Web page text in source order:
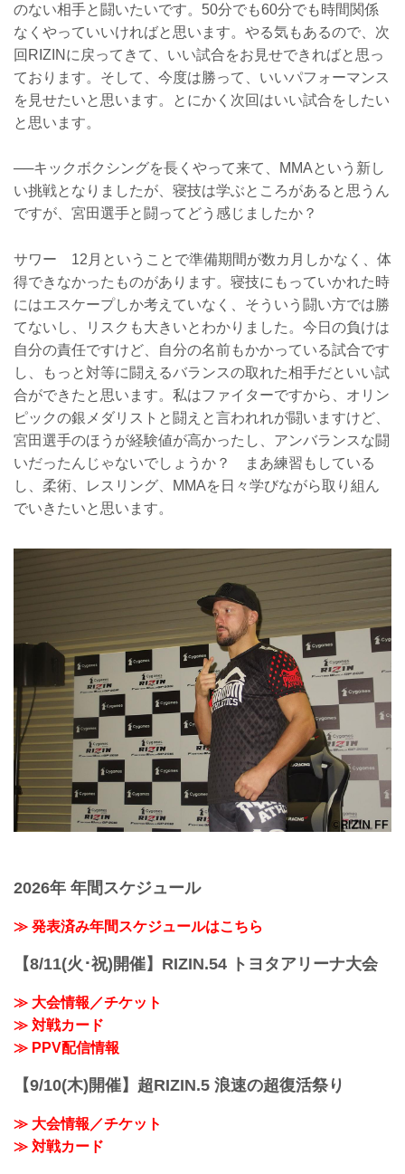
のない相手と闘いたいです。50分でも60分でも時間関係
なくやっていいければと思います。やる気もあるので、次
回RIZINに戻ってきて、いい試合をお見せできればと思っ
ております。そして、今度は勝って、いいパフォーマンス
を見せたいと思います。とにかく次回はいい試合をしたい
と思います。
──キックボクシングを長くやって来て、MMAという新し
い挑戦となりましたが、寝技は学ぶところがあると思うん
ですが、宮田選手と闘ってどう感じましたか？
サワー 12月ということで準備期間が数カ月しかなく、体
得できなかったものがあります。寝技にもっていかれた時
にはエスケープしか考えていなく、そういう闘い方では勝
てないし、リスクも大きいとわかりました。今日の負けは
自分の責任ですけど、自分の名前もかかっている試合です
し、もっと対等に闘えるバランスの取れた相手だといい試
合ができたと思います。私はファイターですから、オリン
ピックの銀メダリストと闘えと言われれが闘いますけど、
宮田選手のほうが経験値が高かったし、アンバランスな闘
いだったんじゃないでしょうか？ まあ練習もしている
し、柔術、レスリング、MMAを日々学びながら取り組ん
でいきたいと思います。
2026年 年間スケジュール
≫ 発表済み年間スケジュールはこちら
【8/11(火･祝)開催】RIZIN.54 トヨタアリーナ大会
≫ 大会情報／チケット
≫ 対戦カード
≫ PPV配信情報
【9/10(木)開催】超RIZIN.5 浪速の超復活祭り
≫ 大会情報／チケット
≫ 対戦カード